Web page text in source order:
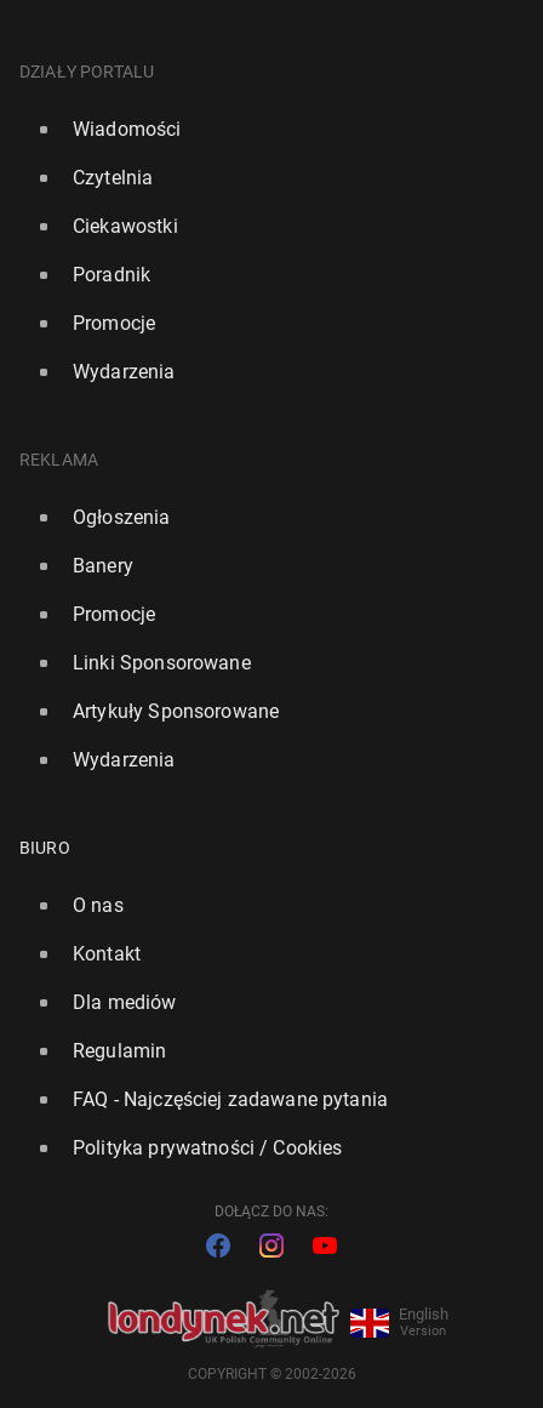
DZIAŁY PORTALU
Wiadomości
Czytelnia
Ciekawostki
Poradnik
Promocje
Wydarzenia
REKLAMA
Ogłoszenia
Banery
Promocje
Linki Sponsorowane
Artykuły Sponsorowane
Wydarzenia
BIURO
O nas
Kontakt
Dla mediów
Regulamin
FAQ - Najczęściej zadawane pytania
Polityka prywatności / Cookies
DOŁĄCZ DO NAS:
English
Version
COPYRIGHT © 2002-2026